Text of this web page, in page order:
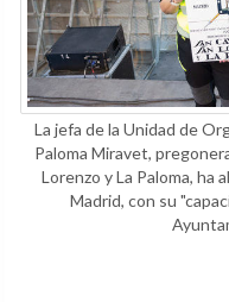
La jefa de la Unidad de
Paloma Miravet,
Lorenzo y La Paloma, ha
Madrid, con su